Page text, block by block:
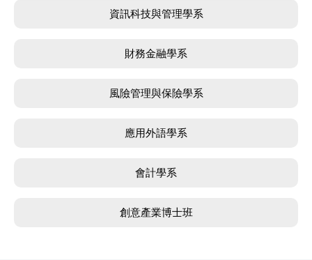
資訊科技與管理學系
財務金融學系
風險管理與保險學系
應用外語學系
會計學系
創意產業博士班